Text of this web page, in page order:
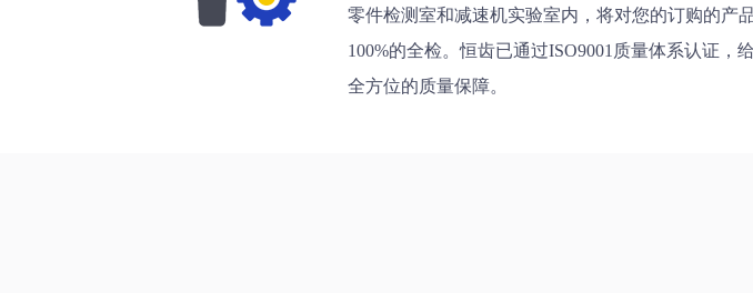
零件检测室和减速机实验室内，将对您的订购的产
100%的全检。恒齿已通过ISO9001质量体系认证，
全方位的质量保障。